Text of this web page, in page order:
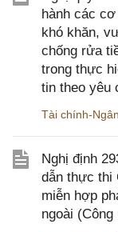
hành các
khó khăn,
chống rửa
trong thực
tin theo yêu
Tài chính-
Nghị định
dẫn thực thi
miễn hợp
ngoài